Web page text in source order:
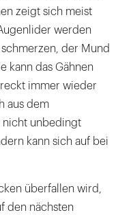
zeigt sich meist
werden
der Mund
kann das Gähnen
immer wieder
aus dem
nicht unbedingt
kann sich auf bei
überfallen wird,
den nächsten